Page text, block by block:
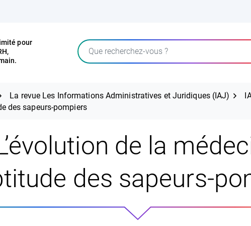
pour
Rechercher
La revue Les Informations Administratives et Juridiques (IAJ)
des sapeurs-pompiers
de la
des sapeurs-